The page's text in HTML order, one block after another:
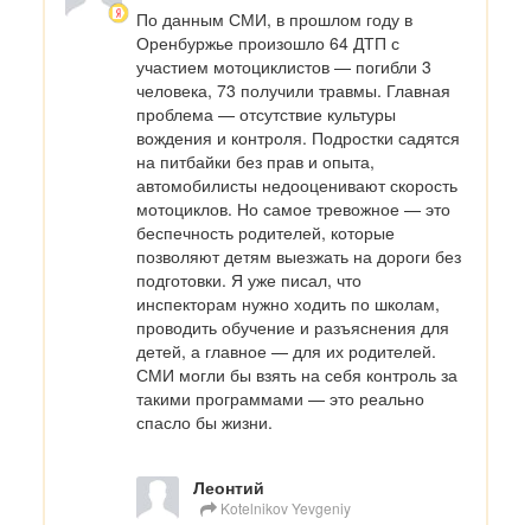
По данным СМИ, в прошлом году в
Оренбуржье произошло 64 ДТП с
участием мотоциклистов — погибли 3
человека, 73 получили травмы. Главная
проблема — отсутствие культуры
вождения и контроля. Подростки садятся
на питбайки без прав и опыта,
автомобилисты недооценивают скорость
мотоциклов. Но самое тревожное — это
беспечность родителей, которые
позволяют детям выезжать на дороги без
подготовки. Я уже писал, что
инспекторам нужно ходить по школам,
проводить обучение и разъяснения для
детей, а главное — для их родителей.
СМИ могли бы взять на себя контроль за
такими программами — это реально
спасло бы жизни.
Леонтий
Kotelnikov Yevgeniy